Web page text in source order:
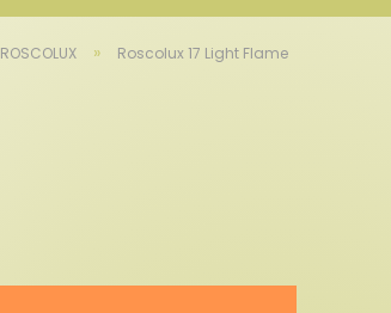
ROSCOLUX » Roscolux 17 Light Flame